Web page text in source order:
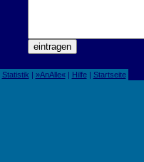
Statistik | »AnAlle«| Hilfe| Startseite